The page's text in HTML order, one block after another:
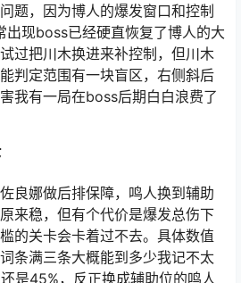
题，因为博人的爆发窗口和控制
出现boss已经硬直恢复了博人的大
过把川木换进来补控制，但川木
判定范围有一块盲区，右侧斜后
我有一局在boss后期白白浪费了
良娜做后排保障，鸣人换到辅助
来稳，但有个代价是爆发总伤下
的关卡会卡着过不去。具体数值
条满三条大概能到多少我记不太
是45%，反正换成辅助位的鸣人